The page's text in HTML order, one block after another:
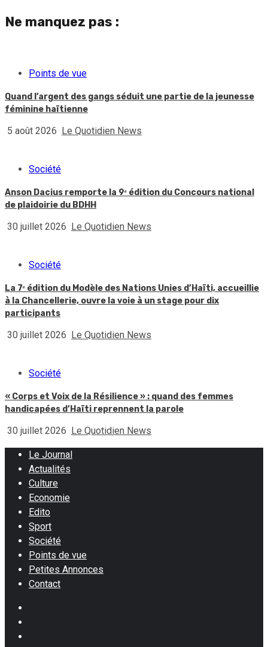
Ne manquez pas :
Points de vue
Quand l’argent des gangs séduit une partie de la jeunesse
féminine haïtienne
5 août 2026 Le Quotidien News
Société
Anson Dacius remporte la 9ᵉ édition du Concours national
de plaidoirie du BDHH
30 juillet 2026 Le Quotidien News
Société
La 7ᵉ édition du Modèle des Nations Unies d’Haïti, accueillie
à la Chancellerie, ouvre la voie à un stage pour dix
participants
30 juillet 2026 Le Quotidien News
Société
« Corps et Voix de la Résilience » : quand des femmes
handicapées d’Haïti reprennent la parole
30 juillet 2026 Le Quotidien News
Le Journal
Actualités
Culture
Economie
Edito
Sport
Société
Points de vue
Petites Annonces
Contact